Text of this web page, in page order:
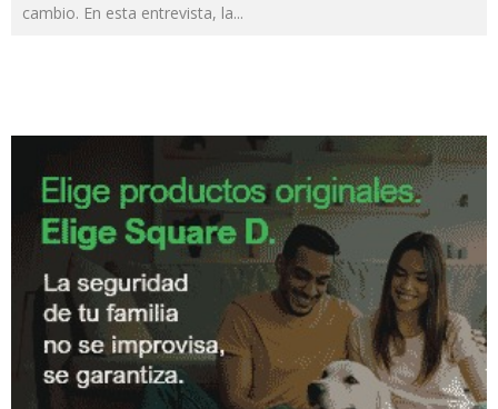
cambio. En esta entrevista, la...